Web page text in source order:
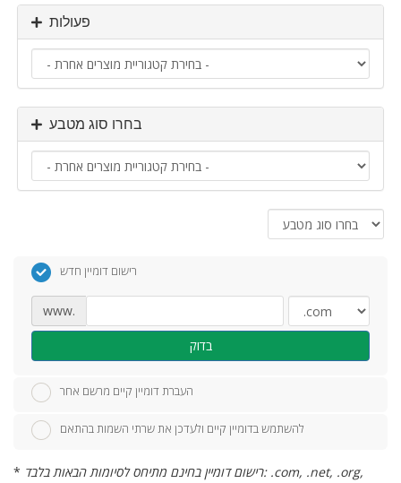
פעולות
בחרו סוג מטבע
רישום דומיין חדש
www.
בדוק
העברת דומיין קיים מרשם אחר
להשתמש בדומיין קיים ולעדכן את שרתי השמות בהתאם
* רישום דומיין בחינם מתיחס לסיומות הבאות בלבד: .com, .net, .org,